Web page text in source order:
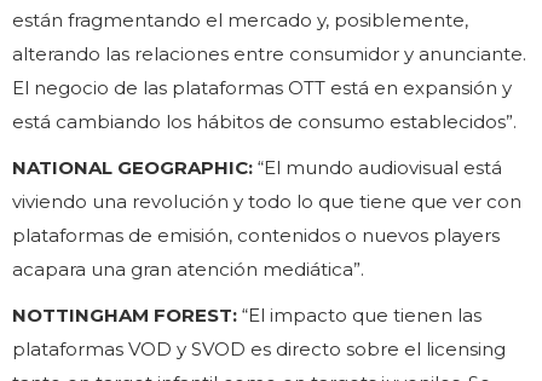
están fragmentando el mercado y, posiblemente,
alterando las relaciones entre consumidor y anunciante.
El negocio de las plataformas OTT está en expansión y
está cambiando los hábitos de consumo establecidos”.
NATIONAL GEOGRAPHIC: “El mundo audiovisual está
viviendo una revolución y todo lo que tiene que ver con
plataformas de emisión, contenidos o nuevos players
acapara una gran atención mediática”.
NOTTINGHAM FOREST: “El impacto que tienen las
plataformas VOD y SVOD es directo sobre el licensing